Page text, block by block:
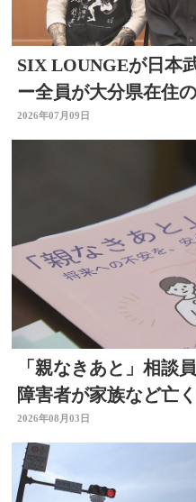
SIX LOUNGEが日本
ー全員が大分県在住
表敬
2026年07月09日
「親なきあと」相談
障害者が家族など亡
せるように 大分
2026年08月03日